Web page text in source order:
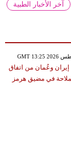
آخر الأخبار الطبية
وعُمان من اتفاق
في مضيق هرمز